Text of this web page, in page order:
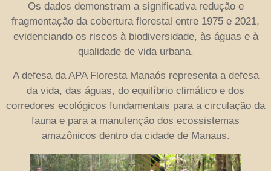
Os dados demonstram a significativa redução e
fragmentação da cobertura florestal entre 1975 e 2021,
evidenciando os riscos à biodiversidade, às águas e à
qualidade de vida urbana.
A defesa da APA Floresta Manaós representa a defesa
da vida, das águas, do equilíbrio climático e dos
corredores ecológicos fundamentais para a circulação da
fauna e para a manutenção dos ecossistemas
amazônicos dentro da cidade de Manaus.